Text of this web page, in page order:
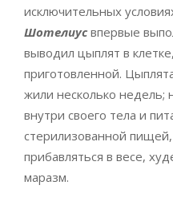
исключительных
Шотелиусвпервые
выводил цыплят в
приготовленной.
жили несколько недель;
внутри своего тела и
стерилизованной
прибавляться в весе,
маразм.